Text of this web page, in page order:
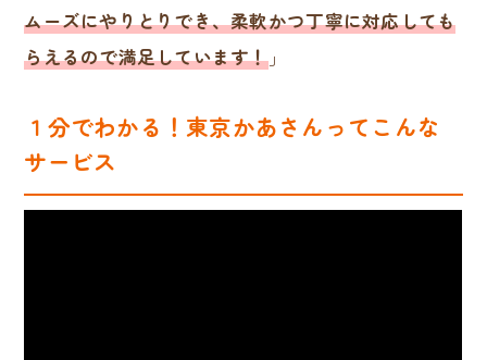
ムーズにやりとりでき、柔軟かつ丁寧に対応しても
らえるので満足しています！」
１分でわかる！東京かあさんってこんな
サービス